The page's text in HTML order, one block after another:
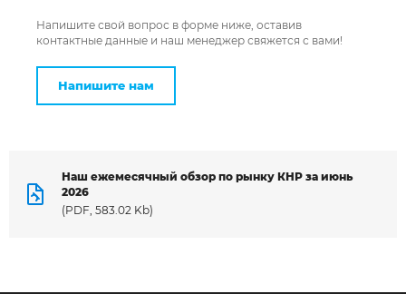
Напишите свой вопрос в форме ниже, оставив
контактные данные и наш менеджер свяжется с вами!
Напишите нам
Наш ежемесячный обзор по рынку КНР за июнь
2026
(PDF, 583.02 Kb)